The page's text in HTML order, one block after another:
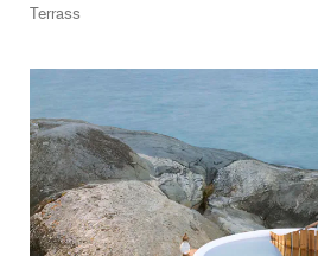
Terrass